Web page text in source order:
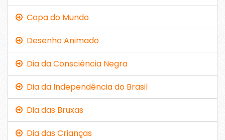
Copa do Mundo
Desenho Animado
Dia da Consciência Negra
Dia da Independência do Brasil
Dia das Bruxas
Dia das Crianças